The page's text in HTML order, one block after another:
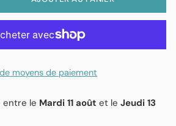
moyens de paiement
entre le Mardi 11 août et le Jeudi 13